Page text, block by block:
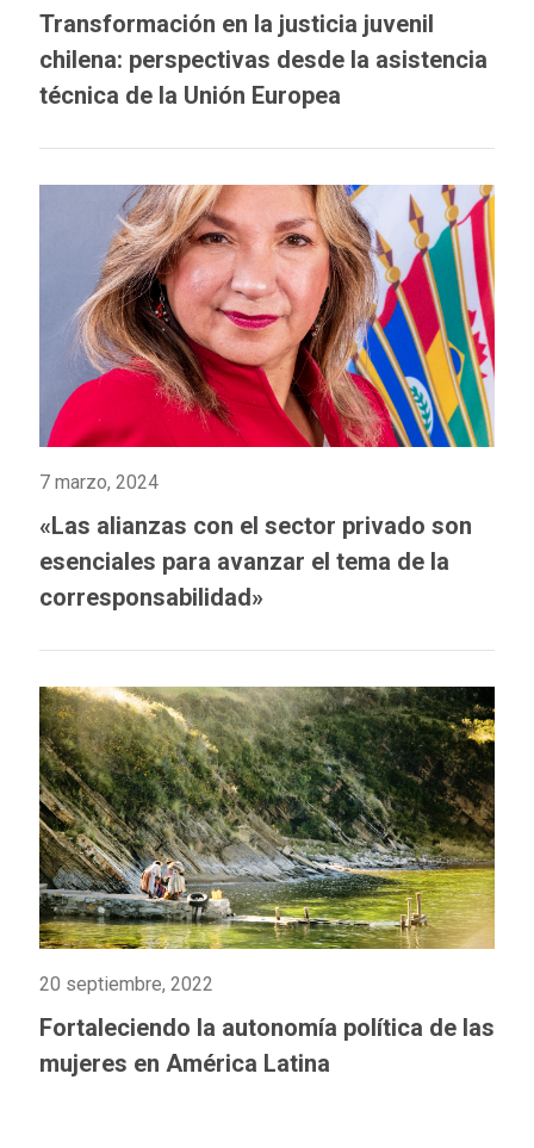
Transformación en la justicia juvenil
chilena: perspectivas desde la asistencia
técnica de la Unión Europea
7 marzo, 2024
«Las alianzas con el sector privado son
esenciales para avanzar el tema de la
corresponsabilidad»
20 septiembre, 2022
Fortaleciendo la autonomía política de las
mujeres en América Latina